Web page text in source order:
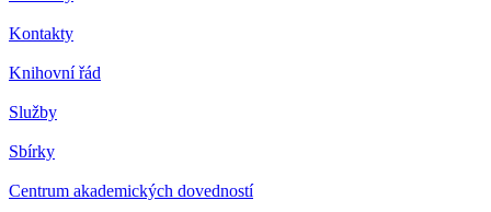
Kontakty
Knihovní řád
Služby
Sbírky
Centrum akademických dovedností